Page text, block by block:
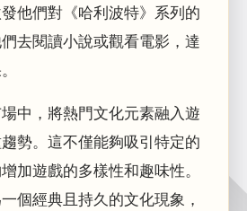
他們對《哈利波特》系列的
去閱讀小說或觀看電影，達
中，將熱門文化元素融入遊
勢。這不僅能夠吸引特定的
加遊戲的多樣性和趣味性。
個經典且持久的文化現象，